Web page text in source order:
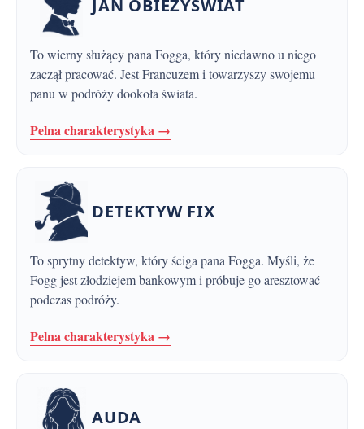
JAN OBIEŻYŚWIAT
To wierny służący pana Fogga, który niedawno u niego
zaczął pracować. Jest Francuzem i towarzyszy swojemu
panu w podróży dookoła świata.
Pelna charakterystyka →
DETEKTYW FIX
To sprytny detektyw, który ściga pana Fogga. Myśli, że
Fogg jest złodziejem bankowym i próbuje go aresztować
podczas podróży.
Pelna charakterystyka →
AUDA